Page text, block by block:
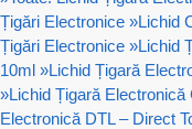
Țigări Electronice »Lichid
Țigări Electronice »Lichid
10ml »Lichid Țigară
»Lichid Țigară
Electronică DTL – Direct